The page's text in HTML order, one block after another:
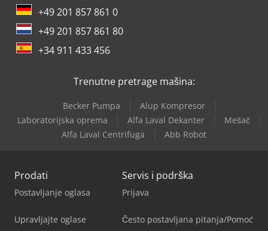
+49 201 857 861 0
+49 201 857 861 80
+34 911 433 456
Trenutne pretrage mašina:
Becker Pumpa
Alup Kompresor
Laboratorijska oprema
Alfa Laval Dekanter
Mešač
Alfa Laval Centrifuga
Abb Robot
Prodati
Postavljanje oglasa
Upravljajte oglase
Servis i podrška
Prijava
Često postavljana pitanja/Pomoć